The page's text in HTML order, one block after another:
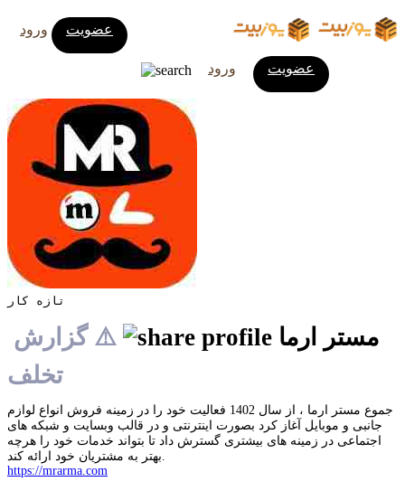
ورود عضویت
ورود عضویت
تازه کار
مستر ارما
⚠️ گزارش
تخلف
جموع مستر ارما ، از سال 1402 فعالیت خود را در زمینه فروش انواع لوازم
جانبی و موبایل آغاز کرد بصورت اینترنتی و در قالب وبسایت و شبکه های
اجتماعی در زمینه های بیشتری گسترش داد تا بتواند خدمات خود را هرچه
بهتر به مشتریان خود ارائه کند.
https://mrarma.com